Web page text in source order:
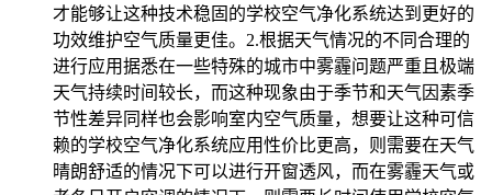
才能够让这种技术稳固的学校空气净化系统达到更好的
功效维护空气质量更佳。2.根据天气情况的不同合理的
进行应用据悉在一些特殊的城市中雾霾问题严重且极端
天气持续时间较长，而这种现象由于季节和天气因素季
节性差异同样也会影响室内空气质量，想要让这种可信
赖的学校空气净化系统应用性价比更高，则需要在天气
晴朗舒适的情况下可以进行开窗透风，而在雾霾天气或